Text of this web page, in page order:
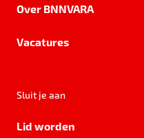
Over BNNVARA
Vacatures
Sluit je aan
Lid worden